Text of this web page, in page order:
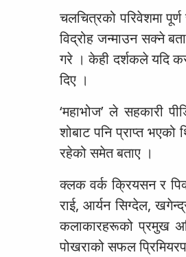
चलचित्रको परिवेशमा
विद्रोह जन्माउन सक्ने
गरे । केही दर्शकले यदि
दिए ।
‘महाभोज’ ले सहकारी
शोबाट पनि प्राप्त
रहेको समेत बताए ।
क्लक वर्क क्रियसन र
राई, आर्यन सिग्देल,
कलाकारहरूको प्रमुख
पोखराको सफल